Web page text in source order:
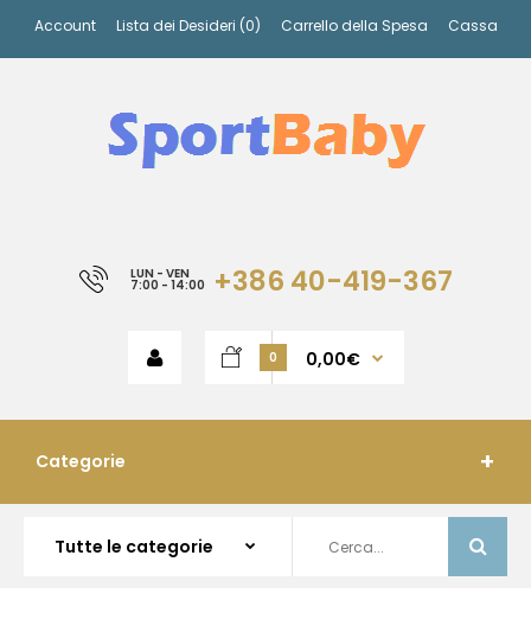
Account Lista dei Desideri (0) Carrello della Spesa Cassa
LUN - VEN
7:00 - 14:00 +386 40-419-367
0 0,00€
Categorie